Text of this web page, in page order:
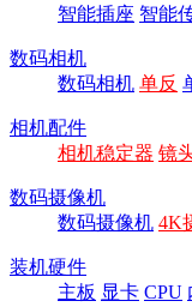
智能插座 智能
数码相机
数码相机 单反
相机配件
相机稳定器 镜
数码摄像机
数码摄像机 4K
装机硬件
主板 显卡 CPU